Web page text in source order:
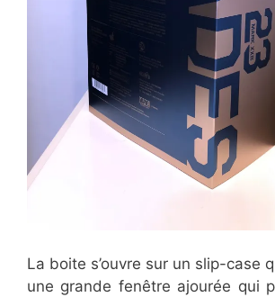
La boite s’ouvre sur un slip-case
une grande fenêtre ajourée qui